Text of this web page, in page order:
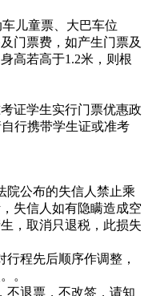
儿童票、大巴车位
门票费，如产生门票及
高若高于1.2米，则根
证学生实行门票优惠政
行携带学生证或准考
院公布的失信人禁止乘
失信人如有隐瞒造成空
，取消只退税，此损失
程先后顺序作调整，
。
不退票，不改签，请知